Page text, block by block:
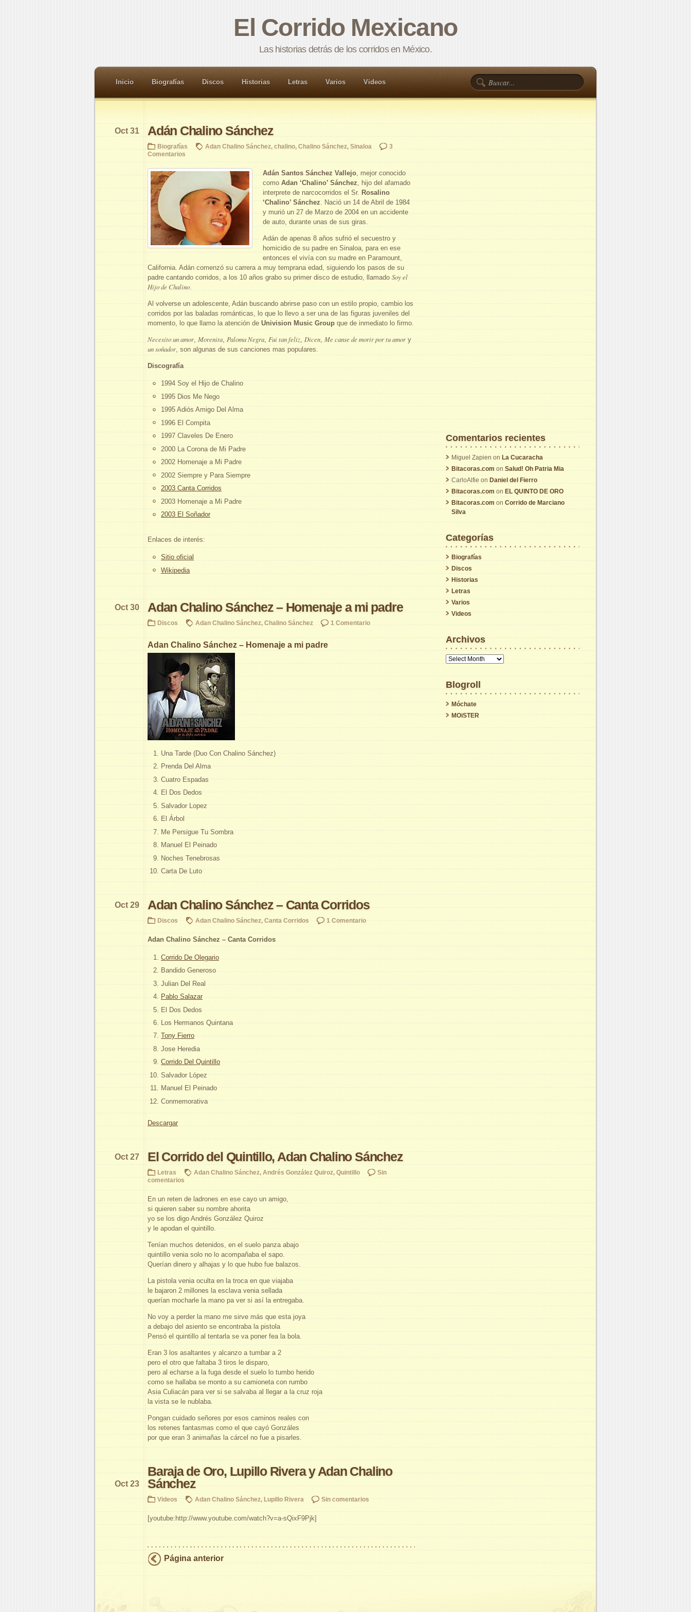
El Corrido Mexicano
Las historias detrás de los corridos en México.
Inicio Biografías Discos Historias Letras Varios Videos
Adán Chalino Sánchez
Oct 31
Biografías Adan Chalino Sánchez, chalino, Chalino Sánchez, Sinaloa
3
Comentarios
Adán Santos Sánchez Vallejo, mejor conocido
como Adan ‘Chalino’ Sánchez, hijo del afamado
interprete de narcocorridos el Sr. Rosalino
‘Chalino’ Sánchez. Nació un 14 de Abril de 1984
y murió un 27 de Marzo de 2004 en un accidente
de auto, durante unas de sus giras.
Adán de apenas 8 años sufrió el secuestro y
homicidio de su padre en Sinaloa, para en ese
entonces el vivía con su madre en Paramount,
California. Adán comenzó su carrera a muy temprana edad, siguiendo los pasos de su
padre cantando corridos, a los 10 años grabo su primer disco de estudio, llamado Soy el
Hijo de Chalino
Al volverse un adolescente, Adán buscando abrirse paso con un estilo propio, cambio los
corridos por las baladas románticas, lo que lo llevo a ser una de las figuras juveniles del
momento, lo que llamo la atención de Univision Music Group que de inmediato lo firmo.
Necesito un amor, Morenita Paloma Negra Fui tan feliz Dicen Me canse de morir por tu amory
un soñador, son algunas de sus canciones mas populares.
Discografía
1994 Soy el Hijo de Chalino
1995 Dios Me Nego
1995 Adiós Amigo Del Alma
1996 El Compita
1997 Claveles De Enero
2000 La Corona de Mi Padre
2002 Homenaje a Mi Padre
2002 Siempre y Para Siempre
2003 Canta Corridos
2003 Homenaje a Mi Padre
2003 El Soñador
Enlaces de interés:
Sitio oficial
Wikipedia
Adan Chalino Sánchez – Homenaje a mi padre
Oct 30
Discos Adan Chalino Sánchez, Chalino Sánchez 1 Comentario
Adan Chalino Sánchez – Homenaje a mi padre
Una Tarde (Duo Con Chalino Sánchez)
Prenda Del Alma
Cuatro Espadas
El Dos Dedos
Salvador Lopez
El Árbol
Me Persigue Tu Sombra
Manuel El Peinado
Noches Tenebrosas
Carta De Luto
Adan Chalino Sánchez – Canta Corridos
Oct 29
Discos Adan Chalino Sánchez, Canta Corridos 1 Comentario
Adan Chalino Sánchez – Canta Corridos
Corrido De Olegario
Bandido Generoso
Julian Del Real
Pablo Salazar
El Dos Dedos
Los Hermanos Quintana
Tony Fierro
Jose Heredia
Corrido Del Quintillo
Salvador López
Manuel El Peinado
Conmemorativa
Descargar
El Corrido del Quintillo, Adan Chalino Sánchez
Oct 27
Letras Adan Chalino Sánchez, Andrés González Quiroz, Quintillo
Sin
comentarios
En un reten de ladrones en ese cayo un amigo,
si quieren saber su nombre ahorita
yo se los digo Andrés González Quiroz
y le apodan el quintillo.
Tenían muchos detenidos, en el suelo panza abajo
quintillo venia solo no lo acompañaba el sapo.
Querían dinero y alhajas y lo que hubo fue balazos.
La pistola venia oculta en la troca en que viajaba
le bajaron 2 millones la esclava venia sellada
querían mocharle la mano pa ver si así la entregaba.
No voy a perder la mano me sirve más que esta joya
a debajo del asiento se encontraba la pistola
Pensó el quintillo al tentarla se va poner fea la bola.
Eran 3 los asaltantes y alcanzo a tumbar a 2
pero el otro que faltaba 3 tiros le disparo,
pero al echarse a la fuga desde el suelo lo tumbo herido
como se hallaba se monto a su camioneta con rumbo
Asia Culiacán para ver si se salvaba al llegar a la cruz roja
la vista se le nublaba.
Pongan cuidado señores por esos caminos reales con
los retenes fantasmas como el que cayó Gonzáles
por que eran 3 animañas la cárcel no fue a pisarles.
Baraja de Oro, Lupillo Rivera y Adan Chalino
Sánchez
Oct 23
Videos Adan Chalino Sánchez, Lupillo Rivera Sin comentarios
[youtube:http://www.youtube.com/watch?v=a-sQixF9Pjk]
Página anterior
Comentarios recientes
Miguel Zapien on La Cucaracha
Bitacoras.com on Salud! Oh Patria Mia
CarloAlfie on Daniel del Fierro
Bitacoras.com on EL QUINTO DE ORO
Bitacoras.com on Corrido de Marciano
Silva
Categorías
Biografías
Discos
Historias
Letras
Varios
Videos
Archivos
Archivos
Blogroll
Móchate
MOiSTER